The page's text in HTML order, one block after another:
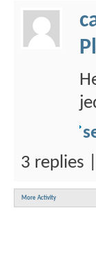
3 replies
More Activity